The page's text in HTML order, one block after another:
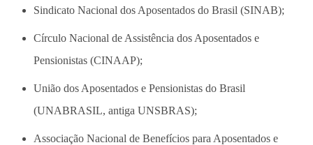
Sindicato Nacional dos Aposentados do Brasil (SINAB);
Círculo Nacional de Assistência dos Aposentados e
Pensionistas (CINAAP);
União dos Aposentados e Pensionistas do Brasil
(UNABRASIL, antiga UNSBRAS);
Associação Nacional de Benefícios para Aposentados e